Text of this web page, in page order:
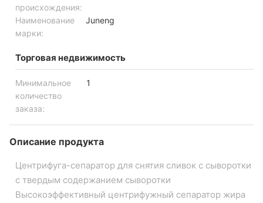
происхождения:
Наименование
марки:
Juneng
Торговая недвижимость
Минимальное
количество
заказа:
1
Описание продукта
Центрифуга-сепаратор для снятия сливок с сыворотки
с твердым содержанием сыворотки
Высокоэффективный центрифужный сепаратор жира